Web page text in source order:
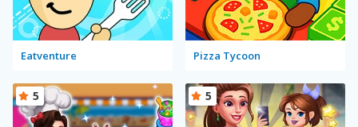
Eatventure Pizza Tycoon
5 5